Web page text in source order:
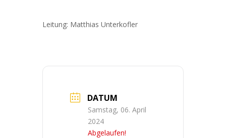
Leitung: Matthias Unterkofler
DATUM
Samstag, 06. April
2024
Abgelaufen!